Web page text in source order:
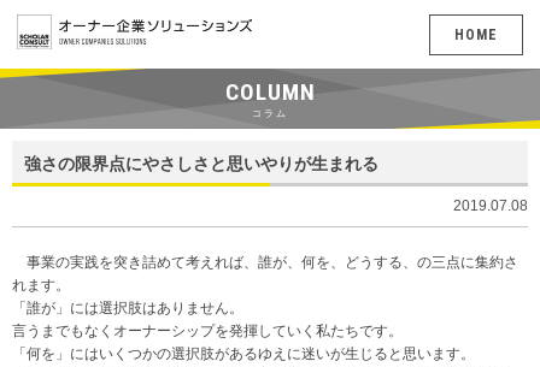
HOME
COLUMN
コラム
強さの限界点にやさしさと思いやりが生まれる
2019.07.08
事業の実践を突き詰めて考えれば、誰が、何を、どうする、の三点に集約さ
れます。
「誰が」には選択肢はありません。
言うまでもなくオーナーシップを発揮していく私たちです。
「何を」にはいくつかの選択肢があるゆえに迷いが生じると思います。